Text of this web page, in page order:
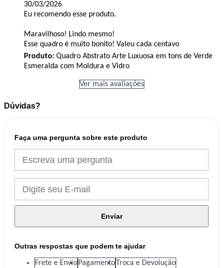
30/03/2026
Eu recomendo esse produto.
Maravilhoso! Lindo mesmo!
Esse quadro é muito bonito! Valeu cada centavo
Produto: Quadro Abstrato Arte Luxuosa em tons de Verde
Esmeralda com Moldura e Vidro
Ver mais avaliações
Dúvidas?
Faça uma pergunta sobre este produto
Enviar
Outras respostas que podem te ajudar
Frete e EnvioPagamento Troca e Devolução